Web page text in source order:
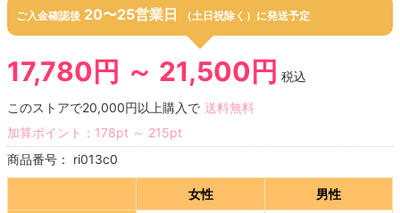
ご入金確認後 20〜25営業日 （土日祝除く）に発送予定
17,780円 ～ 21,500円 税込
このストアで20,000円以上購入で 送料無料
加算ポイント： 178pt ～ 215pt
商品番号： ri013c0
女性 男性